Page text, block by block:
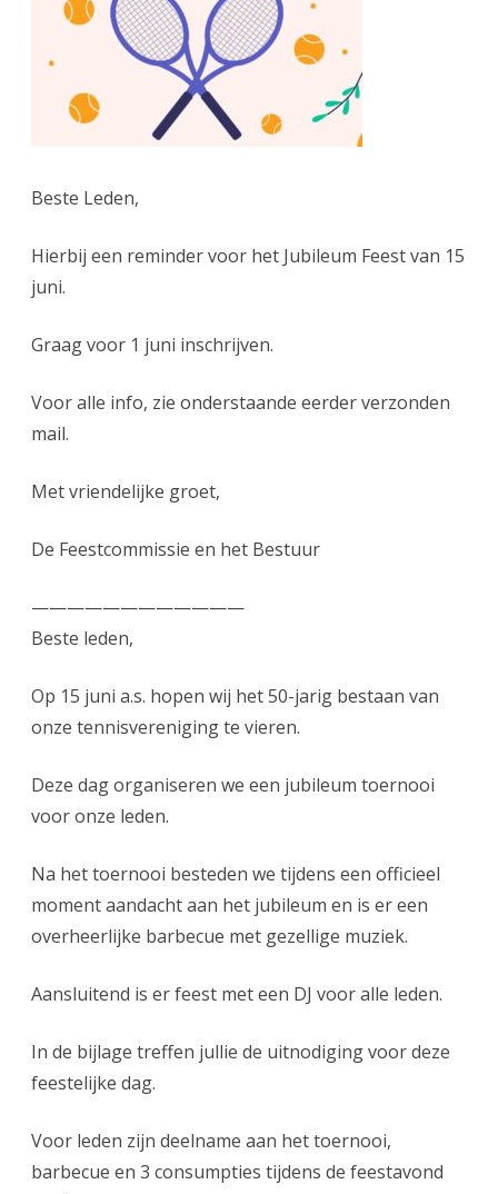
Beste Leden,
Hierbij een reminder voor het Jubileum Feest van 15
juni.
Graag voor 1 juni inschrijven.
Voor alle info, zie onderstaande eerder verzonden
mail.
Met vriendelijke groet,
De Feestcommissie en het Bestuur
————————————
Beste leden,
Op 15 juni a.s. hopen wij het 50-jarig bestaan van
onze tennisvereniging te vieren.
Deze dag organiseren we een jubileum toernooi
voor onze leden.
Na het toernooi besteden we tijdens een officieel
moment aandacht aan het jubileum en is er een
overheerlijke barbecue met gezellige muziek.
Aansluitend is er feest met een DJ voor alle leden.
In de bijlage treffen jullie de uitnodiging voor deze
feestelijke dag.
Voor leden zijn deelname aan het toernooi,
barbecue en 3 consumpties tijdens de feestavond